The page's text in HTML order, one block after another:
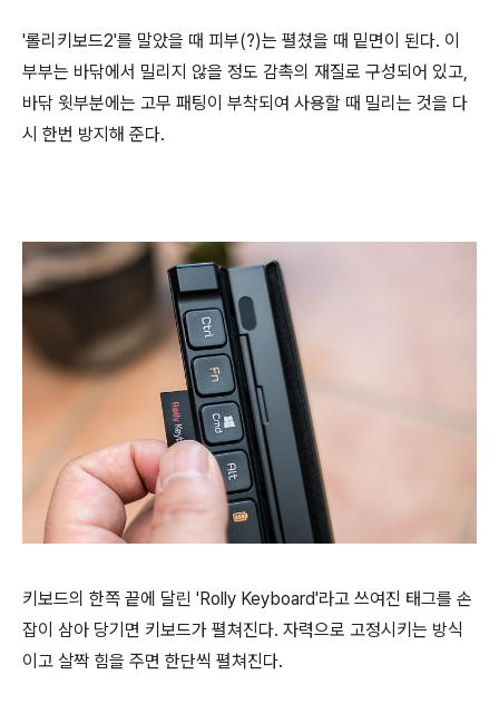
'롤리키보드2'를 말았을 때 피부(?)는 펼쳤을 때 밑면이 된다. 이
부부는 바닦에서 밀리지 않을 정도 감촉의 재질로 구성되어 있고,
바닦 윗부분에는 고무 패팅이 부착되여 사용할 때 밀리는 것을 다
시 한번 방지해 준다.
키보드의 한쪽 끝에 달린 'Rolly Keyboard'라고 쓰여진 태그를 손
잡이 삼아 당기면 키보드가 펼쳐진다. 자력으로 고정시키는 방식
이고 살짝 힘을 주면 한단씩 펼쳐진다.